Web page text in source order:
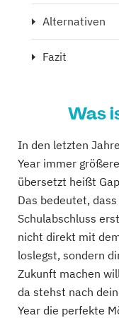
Alternativen
Fazit
Was
In den letzten
Year immer
übersetzt heißt
Das bedeutet,
Schulabschluss
nicht direkt mit
loslegst, sondern
Zukunft machen
da stehst nach
Year die perfekte